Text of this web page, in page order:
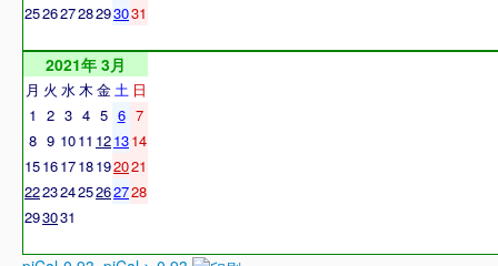
25262728293031
2021年 3月
月 火 水 木 金 土 日
1 2 3 4 5 6 7
8 9 1011 121314
15161718192021
22232425262728
293031